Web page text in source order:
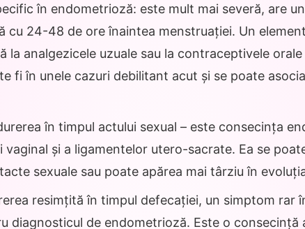
în endometrioză: este mult mai severă, are
cu 24-48 de ore înaintea menstruației. Un
la analgezicele uzuale sau la contraceptivele
fi în unele cazuri debilitant acut și se poate
în timpul actului sexual – este consecința
vaginal și a ligamentelor utero-sacrate. Ea se
sexuale sau poate apărea mai târziu în
resimțită în timpul defecației, un simptom rar
diagnosticul de endometrioză. Este o consecință